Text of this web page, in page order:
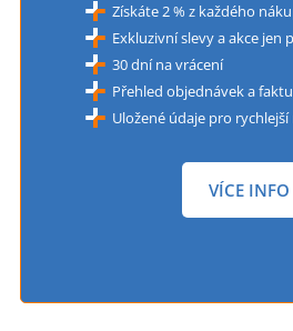
Získáte 2 % z každého
Exkluzivní slevy a akce jen
30 dní na vrácení
Přehled objednávek a
Uložené údaje pro
VÍCE INFO